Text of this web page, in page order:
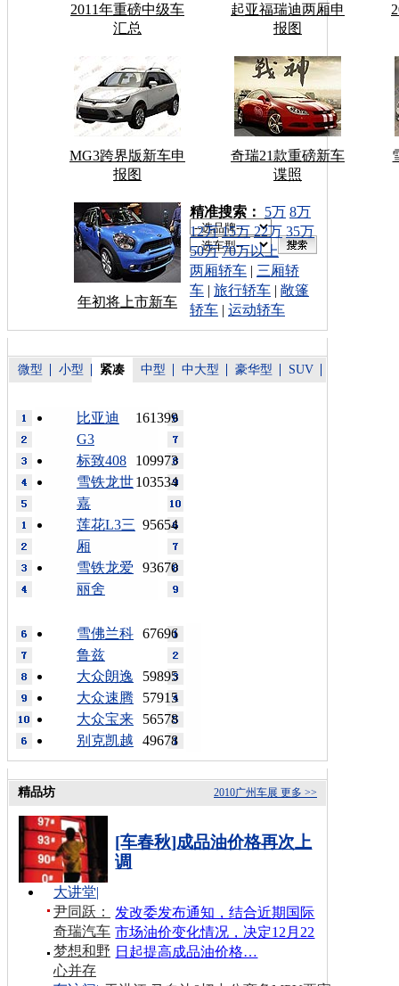
2011年重磅中级车
汇总
起亚福瑞迪两厢申
报图
MG3跨界版新车申
报图
奇瑞21款重磅新车
谍照
年初将上市新车
车型搜索：
精准搜索： 5万 8万
12万 15万 22万 35万
50万 70万以上
两厢轿车 | 三厢轿
车 | 旅行轿车 | 敞篷
轿车 | 运动轿车
微型 小型 紧凑 中型 中大型 豪华型 SUV
161399
比亚迪
G3
109973
标致408
103534
雪铁龙世
嘉
95654
莲花L3三
厢
93670
雪铁龙爱
丽舍
67696
雪佛兰科
鲁兹
59895
大众朗逸
57915
大众速腾
56578
大众宝来
49678
别克凯越
更多 >>
2010广州车展
精品坊
[车春秋]成品油价格再次上
调
发改委发布通知，结合近期国际
市场油价变化情况，决定12月22
日起提高成品油价格…
大讲堂|
尹同跃：
奇瑞汽车
梦想和野
心并存